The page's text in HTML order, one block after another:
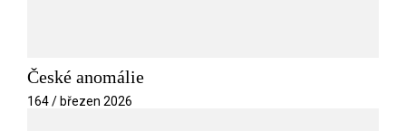
České anomálie
164 / březen 2026